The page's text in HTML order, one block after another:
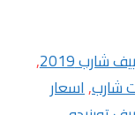
شارب 2019
,
شارب,اسعار